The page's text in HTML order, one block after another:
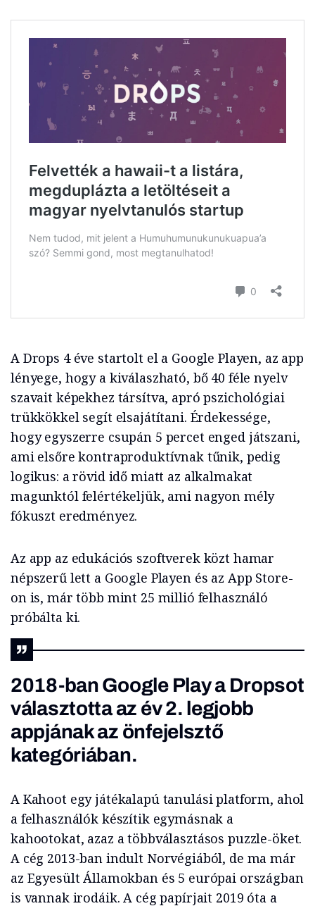
A Drops 4 éve startolt el a Google Playen, az app
lényege, hogy a kiválaszható, bő 40 féle nyelv
szavait képekhez társítva, apró pszichológiai
trükkökkel segít elsajátítani. Érdekessége,
hogy egyszerre csupán 5 percet enged játszani,
ami elsőre kontraproduktívnak tűnik, pedig
logikus: a rövid idő miatt az alkalmakat
magunktól felértékeljük, ami nagyon mély
fókuszt eredményez.
Az app az edukációs szoftverek közt hamar
népszerű lett a Google Playen és az App Store-
on is, már több mint 25 millió felhasználó
próbálta ki.
2018-ban Google Play a Dropsot
választotta az év 2. legjobb
appjának az önfejelsztő
kategóriában.
A Kahoot egy játékalapú tanulási platform, ahol
a felhasználók készítik egymásnak a
kahootokat, azaz a többválasztásos puzzle-öket.
A cég 2013-ban indult Norvégiából, de ma már
az Egyesült Államokban és 5 európai országban
is vannak irodáik. A cég papírjait 2019 óta a